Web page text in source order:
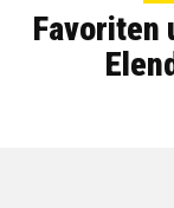
Favoriten